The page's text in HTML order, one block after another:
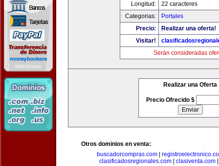
Longitud:
22 caracteres
Categorias:
Portales
Precio:
Realizar una oferta!
Visitar!
Serán consideradas
Realizar una Oferta
Precio Ofrecido $
Otros dominios en venta:
buscadorcompras.com
clasificadosregionales.com| clasiventa.com